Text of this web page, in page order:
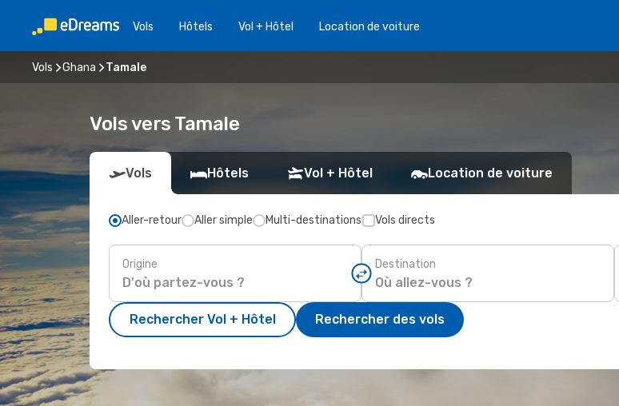
Vols Hôtels Vol + Hôtel Location de voiture
Vols Ghana Tamale
Vols vers Tamale
Vols Hôtels Vol + Hôtel Location de voiture
Aller-retour Aller simple Multi-destinations Vols directs
Origine Destination
Rechercher Vol + Hôtel Rechercher des vols